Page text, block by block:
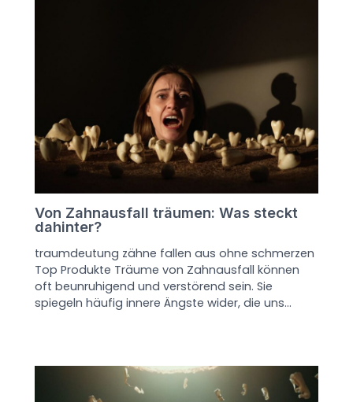
Von Zahnausfall träumen: Was steckt
dahinter?
traumdeutung zähne fallen aus ohne schmerzen
Top Produkte Träume von Zahnausfall können
oft beunruhigend und verstörend sein. Sie
spiegeln häufig innere Ängste wider, die uns…